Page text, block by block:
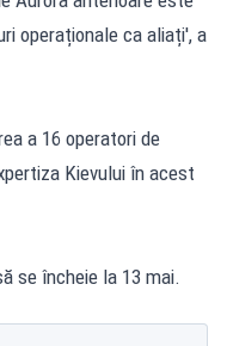
operaționale ca aliați', a
a 16 operatori de
Kievului în acest
se încheie la 13 mai.